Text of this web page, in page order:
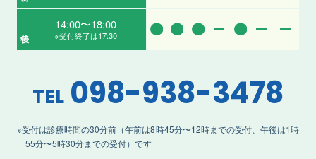
14:00〜18:00
※受付終了は17:30
TEL 098-938-3478
※受付は診療時間の30分前（午前は8時45分〜12時までの受付、午後は1時
55分〜5時30分までの受付）です